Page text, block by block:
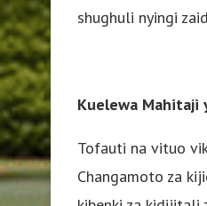
shughuli nyingi
Kuelewa Mahitaji
Tofauti na vituo
Changamoto za